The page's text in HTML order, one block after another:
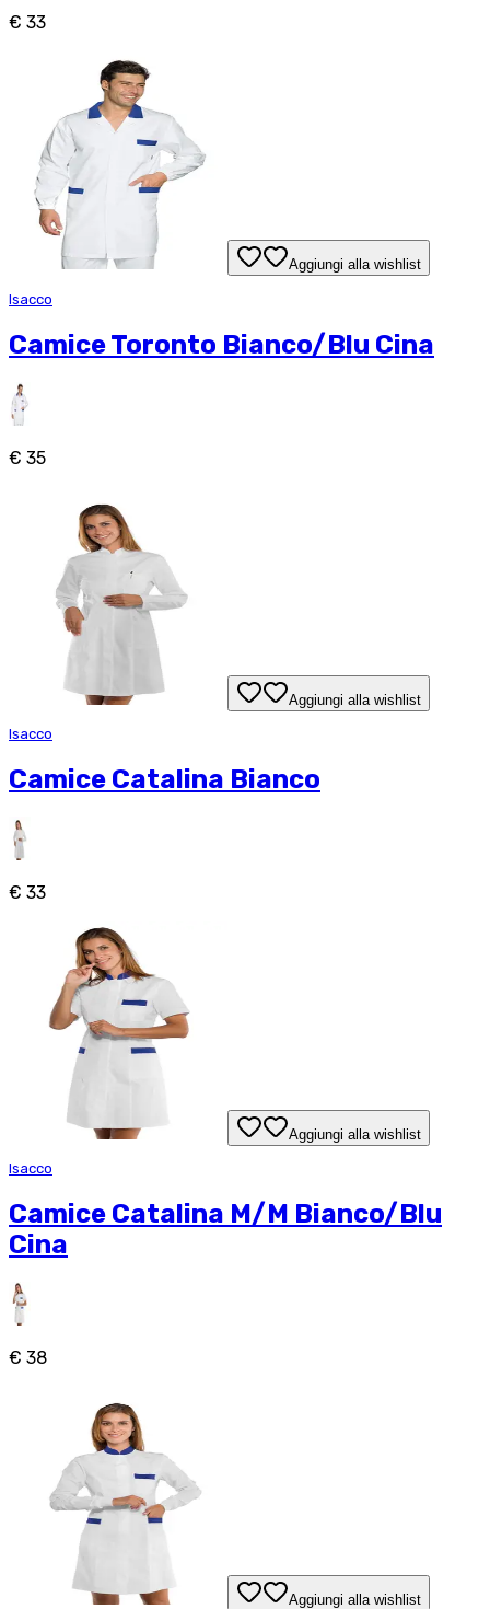
€ 33
Aggiungi alla wishlist
Isacco
Camice Toronto Bianco/Blu Cina
€ 35
Aggiungi alla wishlist
Isacco
Camice Catalina Bianco
€ 33
Aggiungi alla wishlist
Isacco
Camice Catalina M/M Bianco/Blu
Cina
€ 38
Aggiungi alla wishlist